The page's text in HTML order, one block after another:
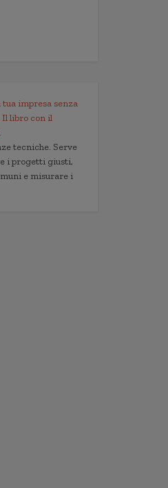
impresa senza
Il libro con il
tecniche. Serve
i progetti giusti,
e misurare i